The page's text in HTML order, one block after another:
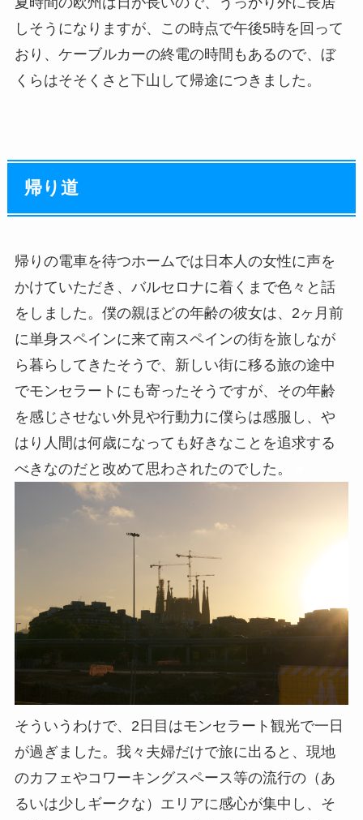
しそうになりますが、この時点で午後5時を回って
おり、ケーブルカーの終電の時間もあるので、ぼ
くらはそそくさと下山して帰途につきました。
帰り道
帰りの電車を待つホームでは日本人の女性に声を
かけていただき、バルセロナに着くまで色々と話
をしました。僕の親ほどの年齢の彼女は、2ヶ月前
に単身スペインに来て南スペインの街を旅しなが
ら暮らしてきたそうで、新しい街に移る旅の途中
でモンセラートにも寄ったそうですが、その年齢
を感じさせない外見や行動力に僕らは感服し、や
はり人間は何歳になっても好きなことを追求する
べきなのだと改めて思わされたのでした。
そういうわけで、2日目はモンセラート観光で一日
が過ぎました。我々夫婦だけで旅に出ると、現地
のカフェやコワーキングスペース等の流行の（あ
るいは少しギークな）エリアに感心が集中し、そ